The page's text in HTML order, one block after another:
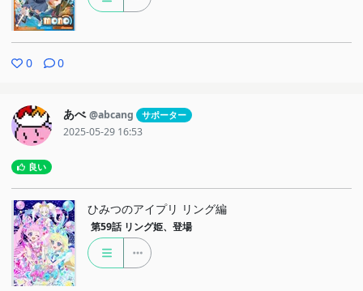
0 0
あべ @abcang サポーター
2025-05-29 16:53
良い
ひみつのアイプリ リング編
第59話 リング姫、登場